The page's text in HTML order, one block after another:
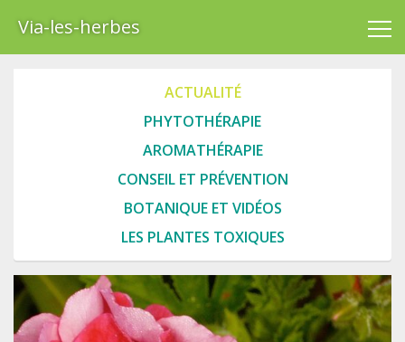
Via-les-herbes
ACTUALITÉ
PHYTOTHÉRAPIE
AROMATHÉRAPIE
CONSEIL ET PRÉVENTION
BOTANIQUE ET VIDÉOS
LES PLANTES TOXIQUES